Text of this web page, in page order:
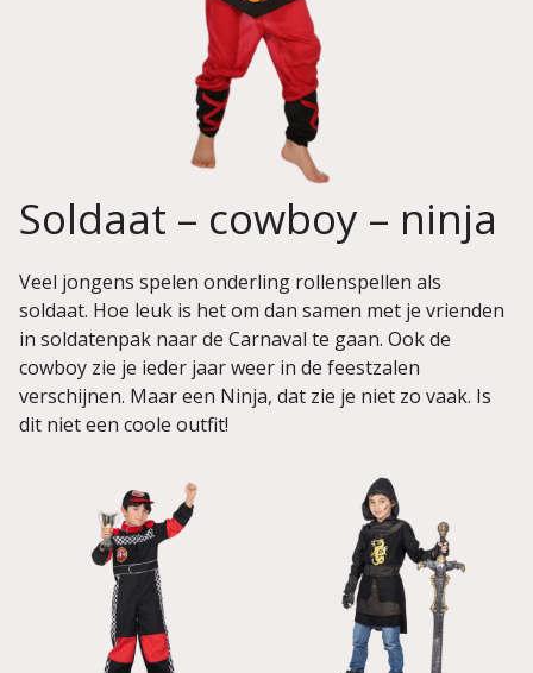
Soldaat – cowboy – ninja
Veel jongens spelen onderling rollenspellen als
soldaat. Hoe leuk is het om dan samen met je vrienden
in soldatenpak naar de Carnaval te gaan. Ook de
cowboy zie je ieder jaar weer in de feestzalen
verschijnen. Maar een Ninja, dat zie je niet zo vaak. Is
dit niet een coole outfit!